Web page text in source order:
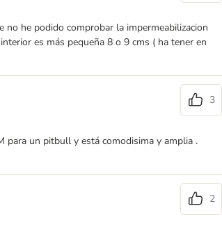
he podido comprobar la impermeabilizacion
es más pequeña 8 o 9 cms ( ha tener en
3
para un pitbull y está comodisima y amplia .
2